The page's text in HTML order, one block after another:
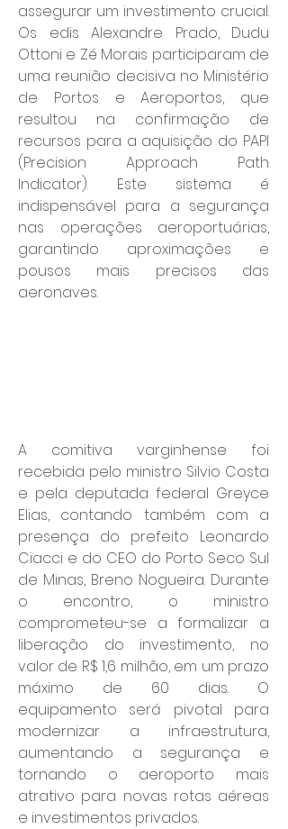
assegurar um investimento crucial.
Os edis Alexandre Prado, Dudu
Ottoni e Zé Morais participaram de
uma reunião decisiva no Ministério
de Portos e Aeroportos, que
resultou na confirmação de
recursos para a aquisição do PAPI
(Precision Approach Path
Indicator). Este sistema é
indispensável para a segurança
nas operações aeroportuárias,
garantindo aproximações e
pousos mais precisos das
aeronaves.
A comitiva varginhense foi
recebida pelo ministro Silvio Costa
e pela deputada federal Greyce
Elias, contando também com a
presença do prefeito Leonardo
Ciacci e do CEO do Porto Seco Sul
de Minas, Breno Nogueira. Durante
o encontro, o ministro
comprometeu-se a formalizar a
liberação do investimento, no
valor de R$ 1,6 milhão, em um prazo
máximo de 60 dias. O
equipamento será pivotal para
modernizar a infraestrutura,
aumentando a segurança e
tornando o aeroporto mais
atrativo para novas rotas aéreas
e investimentos privados.